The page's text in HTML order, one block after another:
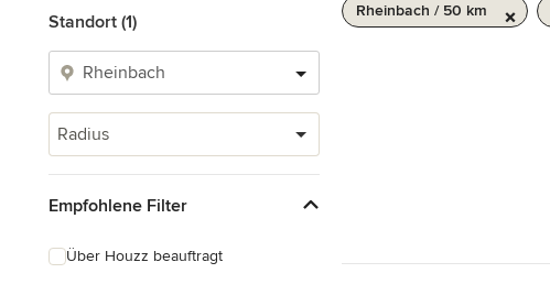
Standort (1)
Radius
Empfohlene Filter
Über Houzz beauftragt
Rheinbach / 50 km